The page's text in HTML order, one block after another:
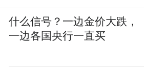
什么信号？一边金价大跌，
一边各国央行一直买